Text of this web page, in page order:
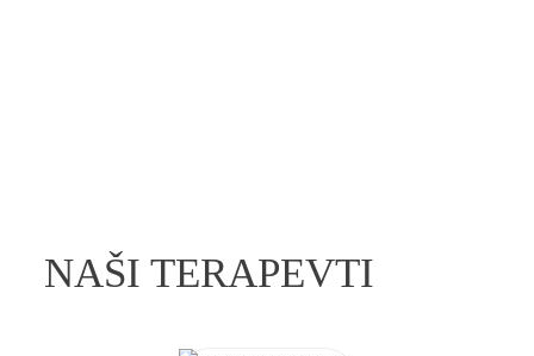
NAŠI TERAPEVTI